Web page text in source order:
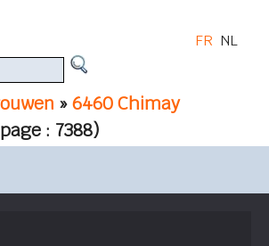
»6460 Chimay
: 7388)
FR NL